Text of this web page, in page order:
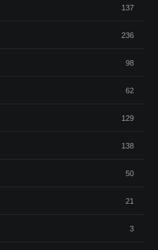
137
236
98
62
129
138
50
21
3